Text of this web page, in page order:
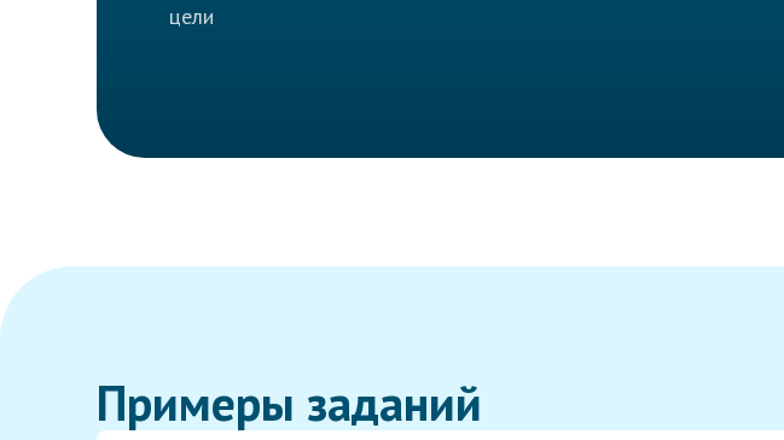
цели
Примеры заданий